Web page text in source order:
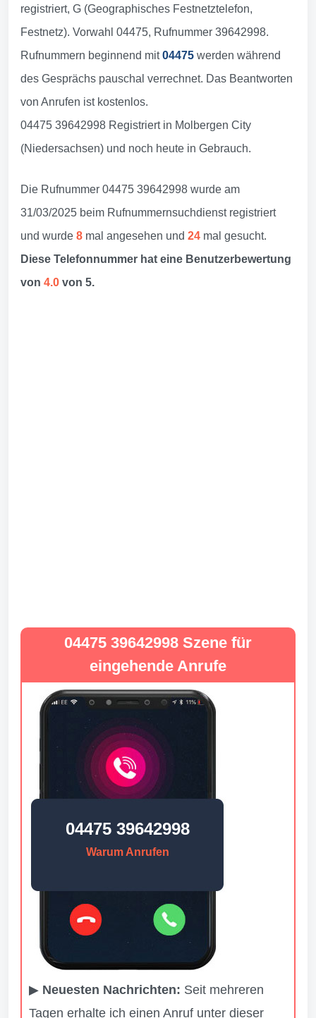
registriert, G (Geographisches Festnetztelefon,
Festnetz). Vorwahl 04475, Rufnummer 39642998.
Rufnummern beginnend mit04475 werden während
des Gesprächs pauschal verrechnet. Das Beantworten
von Anrufen ist kostenlos.
04475 39642998 Registriert in Molbergen City
(Niedersachsen) und noch heute in Gebrauch.
Die Rufnummer 04475 39642998 wurde am
31/03/2025 beim Rufnummernsuchdienst registriert
und wurde 8 mal angesehen und 24 mal gesucht.
Diese Telefonnummer hat eine Benutzerbewertung
von 4.0 von 5.
04475 39642998 Szene für
eingehende Anrufe
04475 39642998
Warum Anrufen
▶ Neuesten Nachrichten: Seit mehreren
Tagen erhalte ich einen Anruf unter dieser